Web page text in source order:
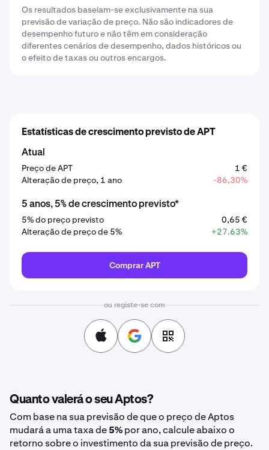
Os resultados baseiam-se exclusivamente na sua
previsão de variação de preço. Não são indicadores de
desempenho futuro e não têm em consideração
diferentes cenários de desempenho, dados históricos ou
o efeito de taxas ou outros encargos.
Estatísticas de crescimento previsto de APT
Atual
Preço de APT
1 €
Alteração de preço, 1 ano
-86,30%
5 anos, 5% de crescimento previsto*
5% do preço previsto
0,65 €
Alteração de preço de 5%
+27.63%
Comprar APT
ou registe-se com
Quanto valerá o seu Aptos?
Com base na sua previsão de que o preço de Aptos
mudará a uma taxa de5%por ano, calcule abaixo o
retorno sobre o investimento da sua previsão de preço.